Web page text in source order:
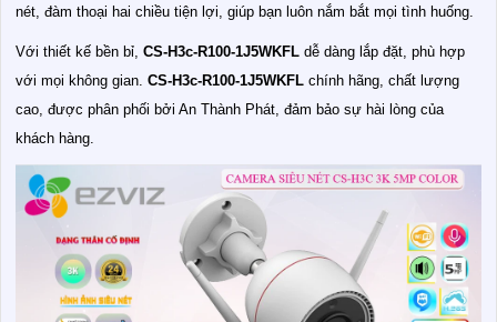
nét, đàm thoại hai chiều tiện lợi, giúp bạn luôn nắm bắt mọi tình huống.
Với thiết kế bền bỉ, CS-H3c-R100-1J5WKFL dễ dàng lắp đặt, phù hợp
với mọi không gian. CS-H3c-R100-1J5WKFL chính hãng, chất lượng
cao, được phân phối bởi An Thành Phát, đảm bảo sự hài lòng của
khách hàng.